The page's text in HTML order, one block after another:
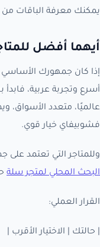
يمكنك معرفة الباقات
أيهما أفضل
إذا كان جمهورك الأساسي
أسرع وتجربة عربية،
عالميًا، متعدد الأسواق،
فشوبيفاي خيار قوي.
وللمتاجر التي تعتمد على
البحث المحلي لمتجر سلة
القرار العملي:
| حالتك | الاختيار الأقرب |